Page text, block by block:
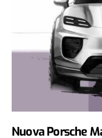
Nuova Porsche